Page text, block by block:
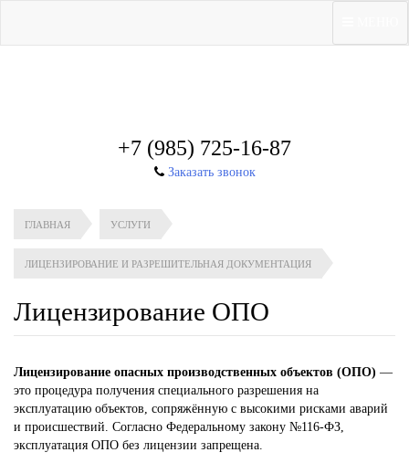
+7 (985) 725-16-87
Заказать звонок
ГЛАВНАЯ УСЛУГИ
ЛИЦЕНЗИРОВАНИЕ И РАЗРЕШИТЕЛЬНАЯ ДОКУМЕНТАЦИЯ
Лицензирование ОПО
Лицензирование опасных производственных объектов (ОПО) —
это процедура получения специального разрешения на
эксплуатацию объектов, сопряжённую с высокими рисками аварий
и происшествий. Согласно Федеральному закону №116-ФЗ,
эксплуатация ОПО без лицензии запрещена.